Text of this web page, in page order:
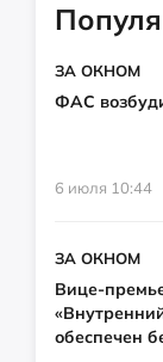
ЗА ОКНОМ
ФАС
6 июля 10:44
ЗА ОКНОМ
Вице-
обеспечен